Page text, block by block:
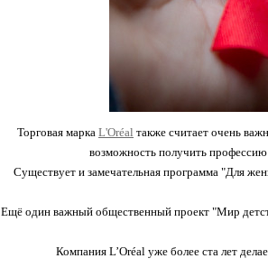
Торговая марка L'Oréal также считает очень
возможность получить
Существует и замечательная программа "Для
Ещё один важный общественный проект "Мир
Компания L’Oréal уже более ста лет